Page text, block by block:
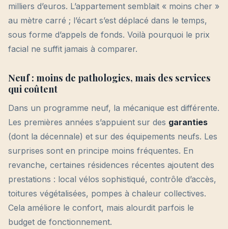
milliers d’euros. L’appartement semblait « moins cher »
au mètre carré ; l’écart s’est déplacé dans le temps,
sous forme d’appels de fonds. Voilà pourquoi le prix
facial ne suffit jamais à comparer.
Neuf : moins de pathologies, mais des services
qui coûtent
Dans un programme neuf, la mécanique est différente.
Les premières années s’appuient sur des garanties
(dont la décennale) et sur des équipements neufs. Les
surprises sont en principe moins fréquentes. En
revanche, certaines résidences récentes ajoutent des
prestations : local vélos sophistiqué, contrôle d’accès,
toitures végétalisées, pompes à chaleur collectives.
Cela améliore le confort, mais alourdit parfois le
budget de fonctionnement.